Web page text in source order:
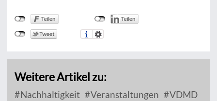
Weitere Artikel zu:
Nachhaltigkeit Veranstaltungen VDMD